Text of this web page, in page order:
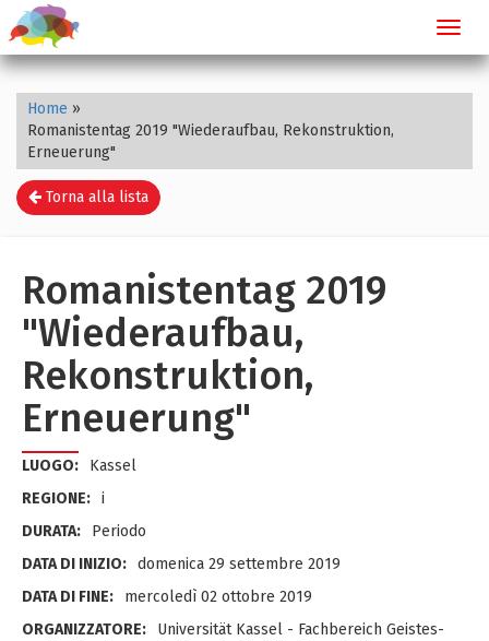
Home »
Romanistentag 2019 "Wiederaufbau, Rekonstruktion,
Erneuerung"
Torna alla lista
Romanistentag 2019
"Wiederaufbau,
Rekonstruktion,
Erneuerung"
LUOGO:
Kassel
REGIONE: i
DURATA:
Periodo
DATA DI INIZIO: domenica 29 settembre 2019
DATA DI FINE:
mercoledì 02 ottobre 2019
ORGANIZZATORE:
Universität Kassel - Fachbereich Geistes-